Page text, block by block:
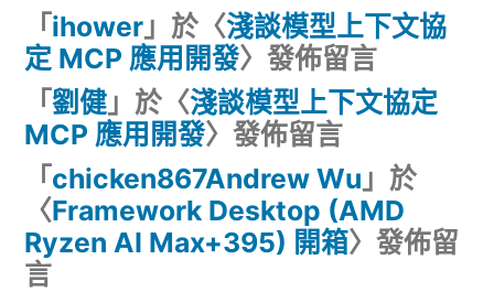
「 ihower 」於〈淺談模型上下文協
定 MCP 應用開發〉發佈留言
「 劉健 」於〈淺談模型上下文協定
MCP 應用開發〉發佈留言
「 chicken867Andrew Wu 」於
〈Framework Desktop (AMD
Ryzen AI Max+395) 開箱〉發佈留
言